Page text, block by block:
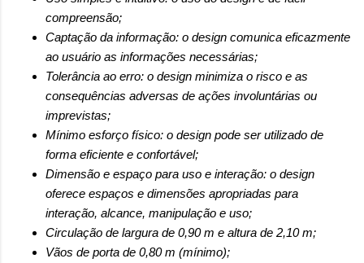
compreensão;
Captação da informação: o design comunica eficazmente
ao usuário as informações necessárias;
Tolerância ao erro: o design minimiza o risco e as
consequências adversas de ações involuntárias ou
imprevistas;
Mínimo esforço físico: o design pode ser utilizado de
forma eficiente e confortável;
Dimensão e espaço para uso e interação: o design
oferece espaços e dimensões apropriadas para
interação, alcance, manipulação e uso;
Circulação de largura de 0,90 m e altura de 2,10 m;
Vãos de porta de 0,80 m (mínimo);